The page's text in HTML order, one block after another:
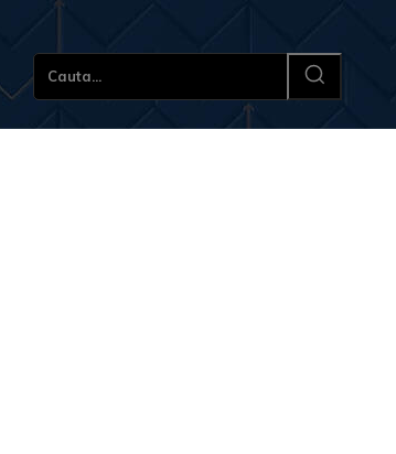
Cauta...